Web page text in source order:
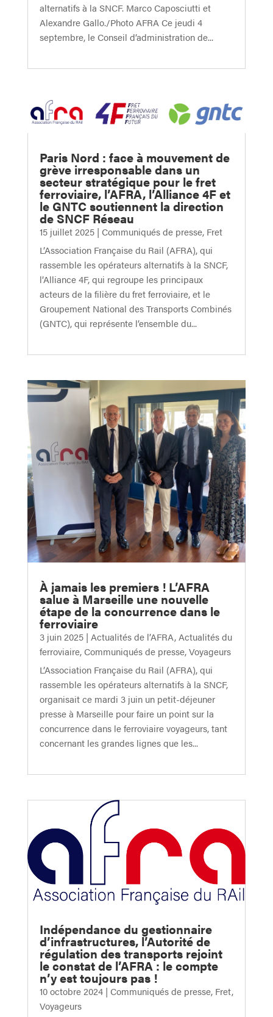
alternatifs à la SNCF. Marco Caposciutti et
Alexandre Gallo./Photo AFRA Ce jeudi 4
septembre, le Conseil d’administration de...
Paris Nord : face à mouvement de
grève irresponsable dans un
secteur stratégique pour le fret
ferroviaire, l’AFRA, l’Alliance 4F et
le GNTC soutiennent la direction
de SNCF Réseau
15 juillet 2025| Communiqués de presse, Fret
L’Association Française du Rail (AFRA), qui
rassemble les opérateurs alternatifs à la SNCF,
l’Alliance 4F, qui regroupe les principaux
acteurs de la filière du fret ferroviaire, et le
Groupement National des Transports Combinés
(GNTC), qui représente l’ensemble du...
À jamais les premiers ! L’AFRA
salue à Marseille une nouvelle
étape de la concurrence dans le
ferroviaire
3 juin 2025| Actualités de l’AFRA, Actualités du
ferroviaire,Communiqués de presse,Voyageurs
L’Association Française du Rail (AFRA), qui
rassemble les opérateurs alternatifs à la SNCF,
organisait ce mardi 3 juin un petit-déjeuner
presse à Marseille pour faire un point sur la
concurrence dans le ferroviaire voyageurs, tant
concernant les grandes lignes que les...
Indépendance du gestionnaire
d’infrastructures, l’Autorité de
régulation des transports rejoint
le constat de l’AFRA : le compte
n’y est toujours pas !
10 octobre 2024| Communiqués de presse, Fret,
Voyageurs